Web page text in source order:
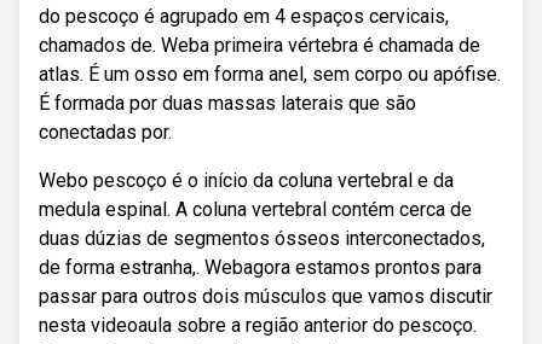
do pescoço é agrupado em 4 espaços cervicais,
chamados de. Weba primeira vértebra é chamada de
atlas. É um osso em forma anel, sem corpo ou apófise.
É formada por duas massas laterais que são
conectadas por.
Webo pescoço é o início da coluna vertebral e da
medula espinal. A coluna vertebral contém cerca de
duas dúzias de segmentos ósseos interconectados,
de forma estranha,. Webagora estamos prontos para
passar para outros dois músculos que vamos discutir
nesta videoaula sobre a região anterior do pescoço.